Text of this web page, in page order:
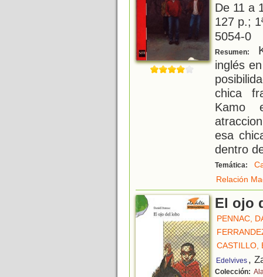
De 11 a
127 p.;
5054-0
Resumen:
inglés
chica
Kamo
esa
dentro
Temática:
Relación
El ojo
PENNAC,
CASTILLO,
Edelvives ,
Colección: